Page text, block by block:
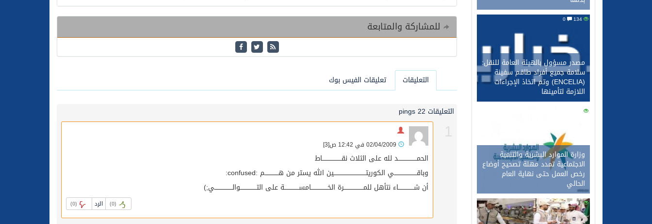
مصدر مسؤول بالهيئة العامة للنقل:
سلامة جميع أفراد طاقم سفينة
(ENCELIA) وتم اتخاذ الإجراءات
اللازمة لتأمينها
117
وزارة الموارد البشرية والتنمية
الاجتماعية تمدد مهلة تصحيح أوضاع
رخص العمل حتى نهاية العام
الحالي
98
0
للمشاركة والمتابعة
التعليقات تعليقات الفيس بوك
التعليقات 2 2 pings
1
[3]
الحمـــــــــــــــــــد لله على الثلاث نقــــــــــــــــــــاط
وباقـــــــــــــــــــــــي الكوريتـــــــــــــــــــــــــــــــــين الله يستر من هــــــــــــــم :confused:
أن شــــــــــــــــاء نتأهل للمــــــــــــــــــــرة الخـــــــــــــــــامســـــــــــــــة على التـــــــــــــــــوالــــــــــــــــــي;)
(
0
) الرد (
0
)